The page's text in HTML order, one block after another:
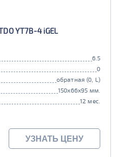
YT7B-4 iGEL
6.5
0
обратная (0, L)
150x66x95 мм.
12 мес.
УЗНАТЬ ЦЕНУ